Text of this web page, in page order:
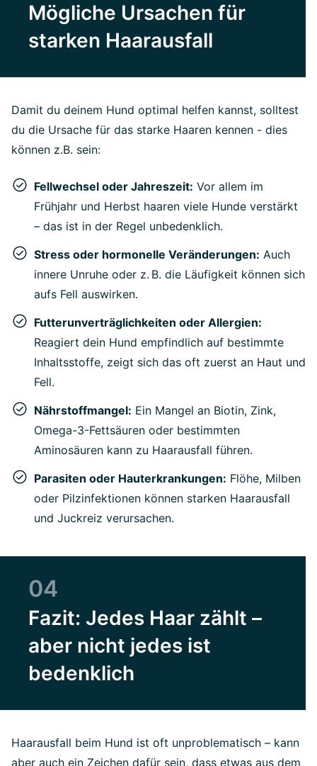
Mögliche Ursachen für
starken Haarausfall
Damit du deinem Hund optimal helfen kannst, solltest
du die Ursache für das starke Haaren kennen - dies
können z.B. sein:
Fellwechsel oder Jahreszeit: Vor allem im
Frühjahr und Herbst haaren viele Hunde verstärkt
– das ist in der Regel unbedenklich.
Stress oder hormonelle Veränderungen: Auch
innere Unruhe oder z. B. die Läufigkeit können sich
aufs Fell auswirken.
Futterunverträglichkeiten oder Allergien:
Reagiert dein Hund empfindlich auf bestimmte
Inhaltsstoffe, zeigt sich das oft zuerst an Haut und
Fell.
Nährstoffmangel: Ein Mangel an Biotin, Zink,
Omega-3-Fettsäuren oder bestimmten
Aminosäuren kann zu Haarausfall führen.
Parasiten oder Hauterkrankungen: Flöhe, Milben
oder Pilzinfektionen können starken Haarausfall
und Juckreiz verursachen.
04
Fazit: Jedes Haar zählt –
aber nicht jedes ist
bedenklich
Haarausfall beim Hund ist oft unproblematisch – kann
aber auch ein Zeichen dafür sein, dass etwas aus dem